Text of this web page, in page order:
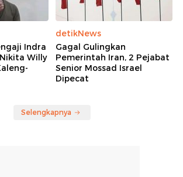
Indra
Willy
detikNews
Gagal Gulingkan
Pemerintah Iran, 2 Pejabat
Senior Mossad Israel
Dipecat
Selengkapnya